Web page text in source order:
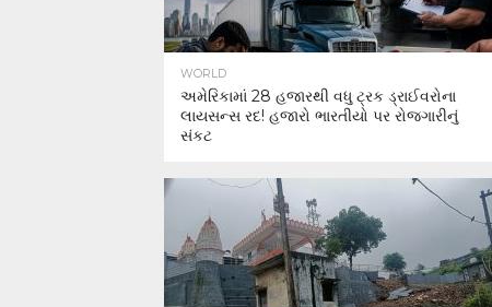
WORLD
અમેરિકામાં 28 હજારથી વધુ ટ્રક ડ્રાઈવરોના
લાયસન્સ રદ! હજારો ભારતીયો પર રોજગારીનું
સંકટ